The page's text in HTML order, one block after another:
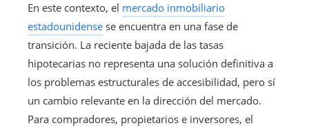
En este contexto, el mercado inmobiliario
estadounidense se encuentra en una fase de
transición. La reciente bajada de las tasas
hipotecarias no representa una solución definitiva a
los problemas estructurales de accesibilidad, pero sí
un cambio relevante en la dirección del mercado.
Para compradores, propietarios e inversores, el